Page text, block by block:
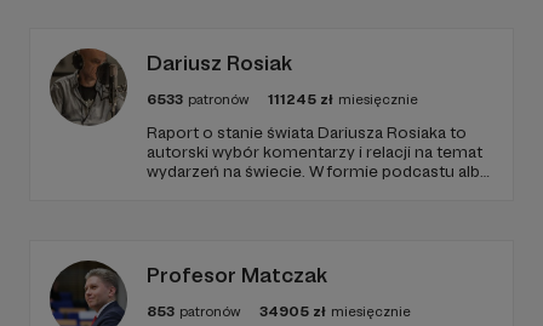
Dariusz Rosiak
6533 patronów 111245 zł miesięcznie
Raport o stanie świata Dariusza Rosiaka to
autorski wybór komentarzy i relacji na temat
wydarzeń na świecie. W formie podcastu albo
Profesor Matczak
853 patronów 34905 zł miesięcznie